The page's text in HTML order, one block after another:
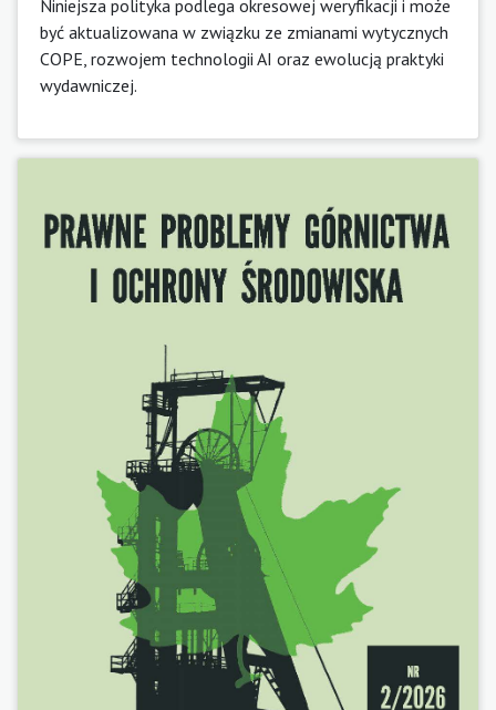
Niniejsza polityka podlega okresowej weryfikacji i może
być aktualizowana w związku ze zmianami wytycznych
COPE, rozwojem technologii AI oraz ewolucją praktyki
wydawniczej.